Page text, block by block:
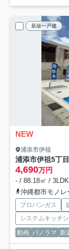
新築一戸建
NEW
浦添市伊祖
浦添市伊祖5丁
4,690万円
- / 88.18㎡ /
沖縄都市モノ
プロパンガス
システムキッチン
動画 パノラマ 新